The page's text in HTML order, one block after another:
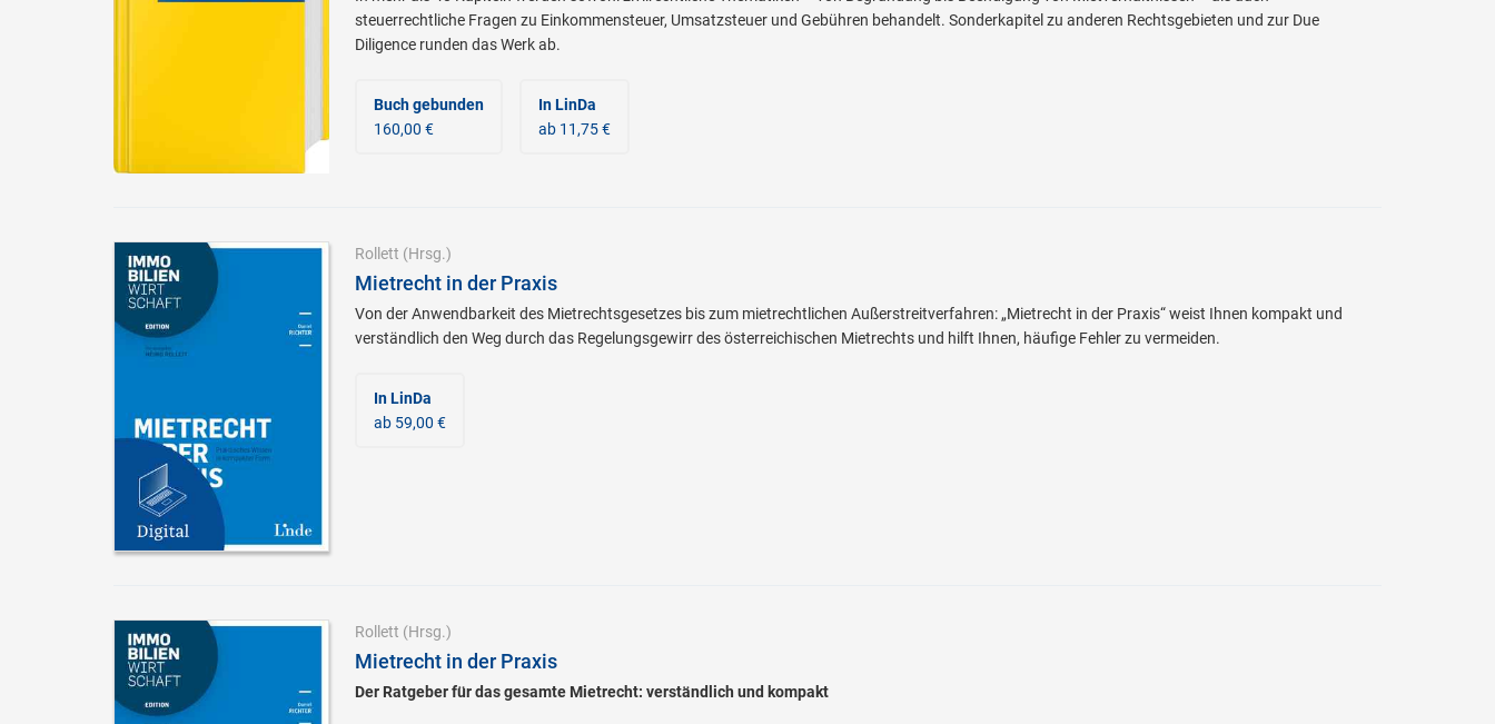
steuerrechtliche Fragen zu Einkommensteuer, Umsatzsteuer und Gebühren behandelt. Sonderkapitel zu anderen Rechtsgebieten und zur Due
Diligence runden das Werk ab.
Buch gebunden
160,00 €
In LinDa
ab 11,75 €
Rollett (Hrsg.)
Mietrecht in der Praxis
Von der Anwendbarkeit des Mietrechtsgesetzes bis zum mietrechtlichen Außerstreitverfahren: „Mietrecht in der Praxis“ weist Ihnen kompakt und
verständlich den Weg durch das Regelungsgewirr des österreichischen Mietrechts und hilft Ihnen, häufige Fehler zu vermeiden.
In LinDa
ab 59,00 €
Rollett (Hrsg.)
Mietrecht in der Praxis
Der Ratgeber für das gesamte Mietrecht: verständlich und kompakt